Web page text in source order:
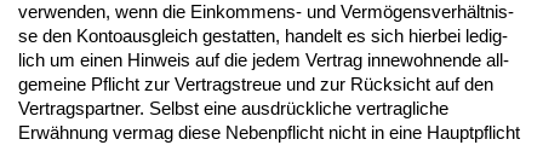
ver­wen­den, wenn die Ein­kom­mens- und Vermögens­verhält­nis­
se den Kon­to­aus­gleich ge­stat­ten, han­delt es sich hier­bei le­dig­
lich um ei­nen Hin­weis auf die je­dem Ver­trag in­ne­woh­nen­de all­
ge­mei­ne Pflicht zur Ver­trags­treue und zur Rück­sicht auf den
Ver­trags­part­ner. Selbst ei­ne aus­drück­li­che ver­trag­li­che
Erwähnung ver­mag die­se Ne­ben­pflicht nicht in ei­ne Haupt­pflicht